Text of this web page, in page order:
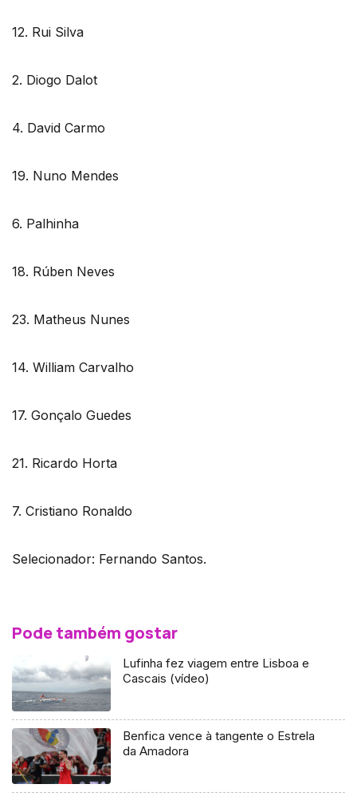
12. Rui Silva
2. Diogo Dalot
4. David Carmo
19. Nuno Mendes
6. Palhinha
18. Rúben Neves
23. Matheus Nunes
14. William Carvalho
17. Gonçalo Guedes
21. Ricardo Horta
7. Cristiano Ronaldo
Selecionador: Fernando Santos.
Pode também gostar
Lufinha fez viagem entre Lisboa e
Cascais (vídeo)
Benfica vence à tangente o Estrela
da Amadora